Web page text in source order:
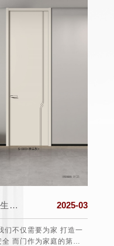
2025-03
通常在公历3月19日至22
全球昼夜等长，此后北半